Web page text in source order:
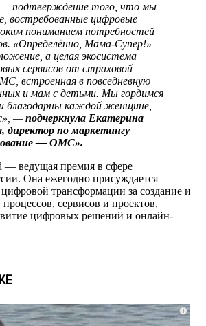
— подтверждение того, что мы
востребованные цифровые
пониманием потребностей
«Определённо, Мама-Супер!» —
а целая экосистема
сервисов от страховой
встроенная в повседневную
и мам с детьми. Мы гордимся
благодарны каждой женщине,
—подчеркнула Екатерина
директор по маркетингу
— ОМС».
— ведущая премия в сфере
Она ежегодно присуждается
трансформации за создание и
сервисов и проектов,
цифровых решений и онлайн-
i